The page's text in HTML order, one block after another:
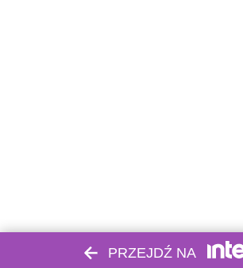
PRZEJDŹ NA